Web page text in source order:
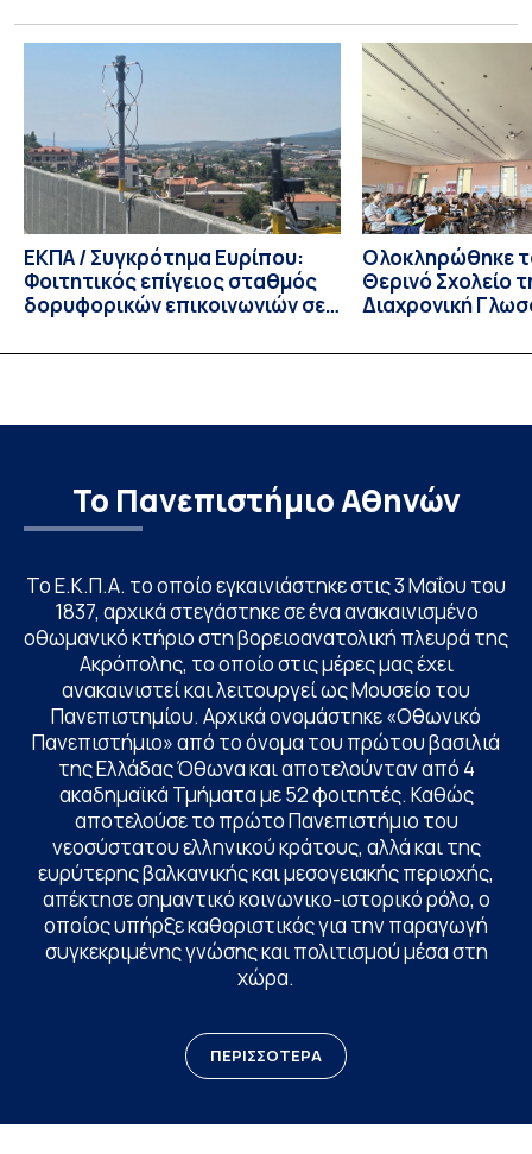
παράταση της προθεσμίας υποβολής εκδήλωσης
ενδιαφέροντος για την φοίτηση σε Προγράμματα Σπουδών,
Τμημάτων του Πανεπιστημίου μας στο Παράρτημα Κύπρου
για το ακαδημαϊκό έτος 2026-2027, έως τη Δευτέρα 31
Αυγούστου 2026. […]
ΕΚΠΑ / Συγκρότημα Ευρίπου:
Φοιτητικός επίγειος σταθμός
δορυφορικών επικοινωνιών σε
Ολοκληρώθηκε
Θερινό Σχολείο
Διαχρονική
Linguistics in
Το Πανεπιστήμιο Αθηνών
Το Ε.Κ.Π.Α. το οποίο εγκαινιάστηκε στις 3 Μαΐου του
1837, αρχικά στεγάστηκε σε ένα ανακαινισμένο
οθωμανικό κτήριο στη βορειοανατολική πλευρά της
Ακρόπολης, το οποίο στις μέρες μας έχει
ανακαινιστεί και λειτουργεί ως Μουσείο του
Πανεπιστημίου. Αρχικά ονομάστηκε «Οθωνικό
Πανεπιστήμιο» από το όνομα του πρώτου βασιλιά
της Ελλάδας Όθωνα και αποτελούνταν από 4
ακαδημαϊκά Τμήματα με 52 φοιτητές. Καθώς
αποτελούσε το πρώτο Πανεπιστήμιο του
νεοσύστατου ελληνικού κράτους, αλλά και της
ευρύτερης βαλκανικής και μεσογειακής περιοχής,
απέκτησε σημαντικό κοινωνικο-ιστορικό ρόλο, ο
οποίος υπήρξε καθοριστικός για την παραγωγή
συγκεκριμένης γνώσης και πολιτισμού μέσα στη
χώρα.
ΠΕΡΙΣΣΟΤΕΡΑ